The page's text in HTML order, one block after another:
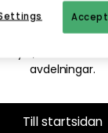
sidan inte
för
nytt, eller besöka
avdelningar.
Till startsidan